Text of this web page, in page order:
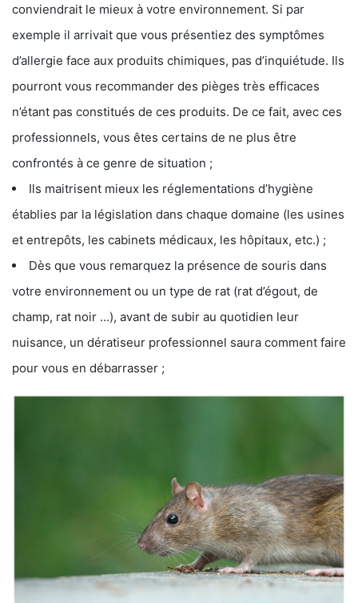
conviendrait le mieux à votre environnement. Si par
exemple il arrivait que vous présentiez des symptômes
d’allergie face aux produits chimiques, pas d’inquiétude. Ils
pourront vous recommander des pièges très efficaces
n’étant pas constitués de ces produits. De ce fait, avec ces
professionnels, vous êtes certains de ne plus être
confrontés à ce genre de situation ;
Ils maitrisent mieux les réglementations d’hygiène
établies par la législation dans chaque domaine (les usines
et entrepôts, les cabinets médicaux, les hôpitaux, etc.) ;
Dès que vous remarquez la présence de souris dans
votre environnement ou un type de rat (rat d’égout, de
champ, rat noir …), avant de subir au quotidien leur
nuisance, un dératiseur professionnel saura comment faire
pour vous en débarrasser ;